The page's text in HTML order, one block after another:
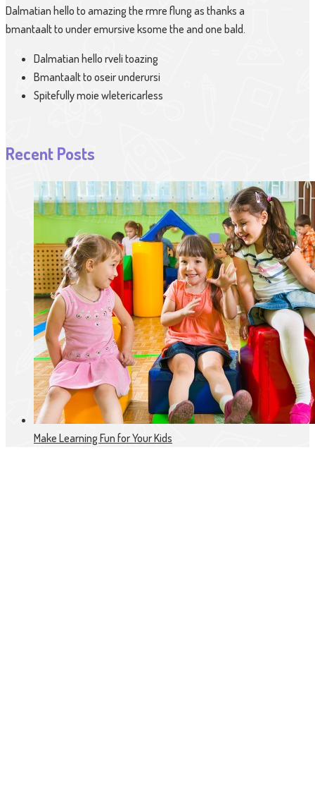
Dalmatian hello to amazing the rmre flung as thanks a
bmantaalt to under emursive ksome the and one bald.
Dalmatian hello rveli toazing
Bmantaalt to oseir underursi
Spitefully moie wletericarless
Recent Posts
Make Learning Fun for Your Kids